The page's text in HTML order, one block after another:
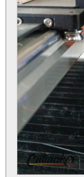
Comprar tubo laser co2
Conserto de máquina de
Equipamento para
Fiber laser máquina
Gravadora a laser para
Gravadora a laser para
Gravadora a laser preço
Gravadora em madeira
Manutenção de maquina